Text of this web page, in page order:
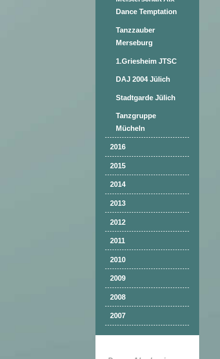
Dance Temptation
Tanzzauber
Merseburg
1.Griesheim JTSC
DAJ 2004 Jülich
Stadtgarde Jülich
Tanzgruppe
Mücheln
2016
2015
2014
2013
2012
2011
2010
2009
2008
2007